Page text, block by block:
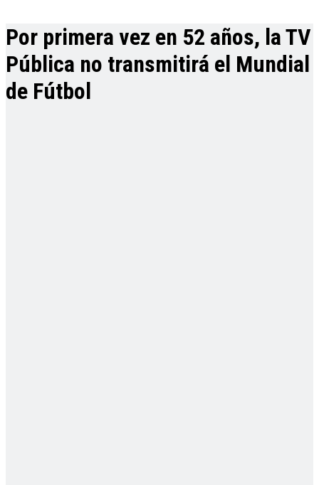
Por primera vez en 52 años, la TV
Pública no transmitirá el Mundial
de Fútbol